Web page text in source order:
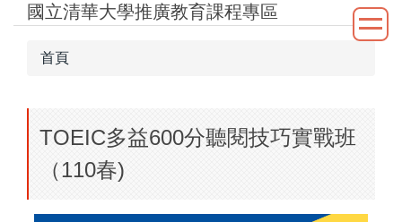
國立清華大學推廣教育課程專區
首頁
TOEIC多益600分聽閱技巧實戰班
（110春)